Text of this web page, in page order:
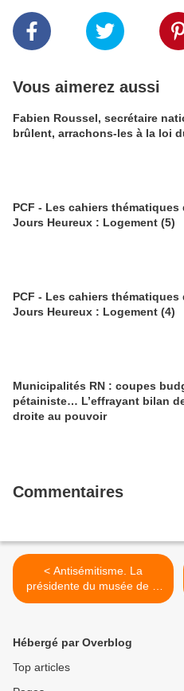
Vous aimerez aussi
Fabien Roussel, secrétaire
brûlent, arrachons-les à la loi
PCF - Les cahiers thématiques
Jours Heureux : Logement (5)
PCF - Les cahiers thématiques
Jours Heureux : Logement (4)
Municipalités RN : coupes
pétainiste… L’effrayant bilan
droite au pouvoir
Commentaires
< Antisémitisme. La
présidente du musée de la
résistance nationale visée
Hébergé par Overblog
Top articles